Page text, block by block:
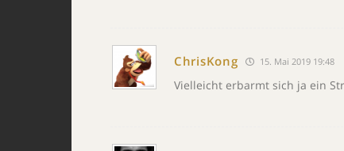
ChrisKong 15. Mai 2019 19:48
Vielleicht erbarmt sich ja ein